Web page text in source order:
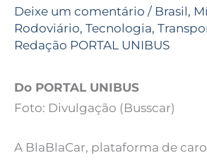
Deixe um comentário / Brasil,
Rodoviário, Tecnologia,
Redação PORTAL UNIBUS
Do PORTAL UNIBUS
Foto: Divulgação (Busscar)
A BlaBlaCar, plataforma de